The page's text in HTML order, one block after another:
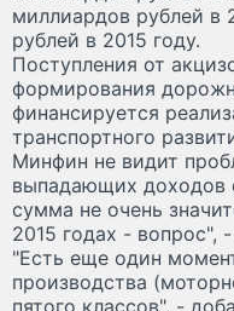
миллиардов рублей в
рублей в 2015 году.
Поступления от
формирования
финансируется
транспортного
Минфин не видит
выпадающих доходов
сумма не очень
2015 годах - вопрос",
"Есть еще один
производства